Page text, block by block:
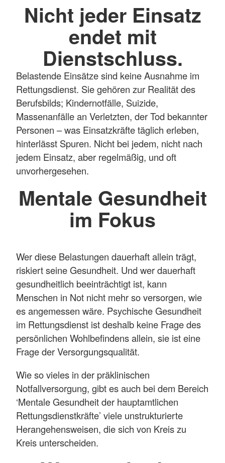
Nicht jeder Einsatz
endet mit
Dienstschluss.
Belastende Einsätze sind keine Ausnahme im
Rettungsdienst. Sie gehören zur Realität des
Berufsbilds; Kindernotfälle, Suizide,
Massenanfälle an Verletzten, der Tod bekannter
Personen – was Einsatzkräfte täglich erleben,
hinterlässt Spuren. Nicht bei jedem, nicht nach
jedem Einsatz, aber regelmäßig, und oft
unvorhergesehen.
Mentale Gesundheit
im Fokus
Wer diese Belastungen dauerhaft allein trägt,
riskiert seine Gesundheit. Und wer dauerhaft
gesundheitlich beeinträchtigt ist, kann
Menschen in Not nicht mehr so versorgen, wie
es angemessen wäre. Psychische Gesundheit
im Rettungsdienst ist deshalb keine Frage des
persönlichen Wohlbefindens allein, sie ist eine
Frage der Versorgungsqualität.
Wie so vieles in der präklinischen
Notfallversorgung, gibt es auch bei dem Bereich
‘Mentale Gesundheit der hauptamtlichen
Rettungsdienstkräfte’ viele unstrukturierte
Herangehensweisen, die sich von Kreis zu
Kreis unterscheiden.